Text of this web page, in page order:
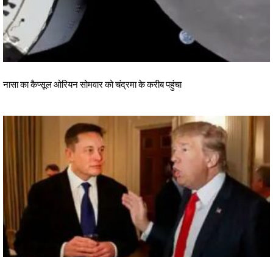
नासा का कैप्सूल ओरियन सोमवार को चंद्रमा के करीब पहुंचा